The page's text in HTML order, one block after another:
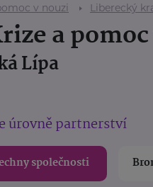
v nouzi Liberecký
a
Lípa
úrovně partnerství
společnosti